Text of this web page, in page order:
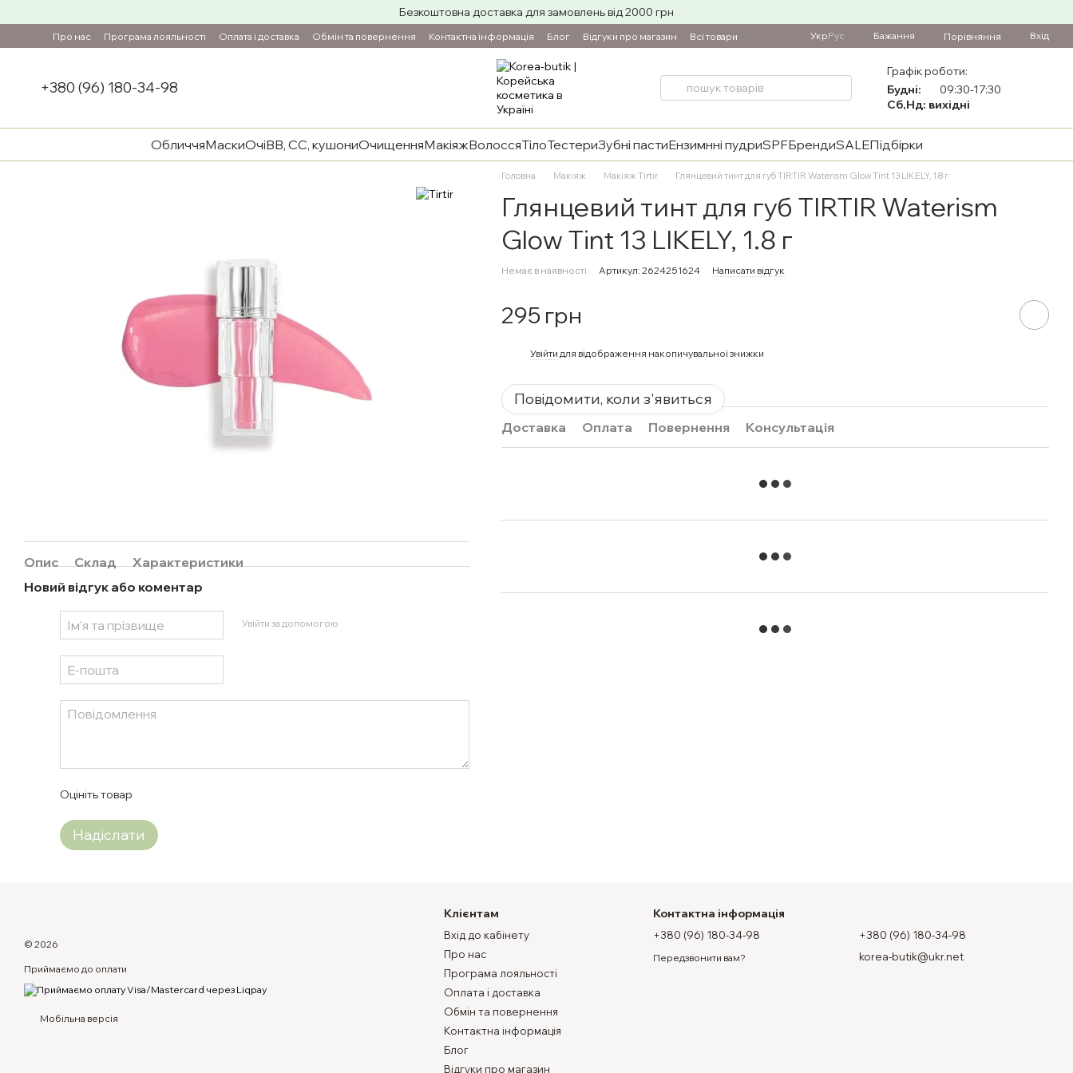
Безкоштовна доставка для замовлень від 2000 грн
Про нас Програма лояльності Оплата і доставка Обмін та повернення Контактна інформація Блог Відгуки про магазин Всі товари УкрРус Бажання Порівняння Вхід
+380 (96) 180-34-98
Графік роботи:
Будні:
09:30-17:30
Сб,Нд: вихідні
ОбличчяМаскиОчіBB, CC, кушониОчищенняМакіяжВолоссяТілоТестериЗубні пастиЕнзимнні пудриSPFБрендиSALEПідбірки
Опис Склад
Характеристики
Новий відгук або коментар
Увійти за допомогою
Оцініть товар
Надіслати
Головна Макіяж Макіяж Tirtir Глянцевий тинт для губ TIRTIR Waterism Glow Tint 13 LIKELY, 1.8 г
Глянцевий тинт для губ TIRTIR Waterism
Glow Tint 13 LIKELY, 1.8 г
Немає в наявності Артикул: 2624251624 Написати відгук
295 грн
Увійти для відображення накопичувальної знижки
Повідомити, коли з'явиться
Доставка Оплата Повернення Консультація
© 2026
Приймаємо до оплати
Мобільна версія
Клієнтам
Вхід до кабінету
Про нас
Програма лояльності
Оплата і доставка
Обмін та повернення
Контактна інформація
Блог
Відгуки про магазин
Контактна інформація
+380 (96) 180-34-98
Передзвонити вам?
+380 (96) 180-34-98
korea-butik@ukr.net